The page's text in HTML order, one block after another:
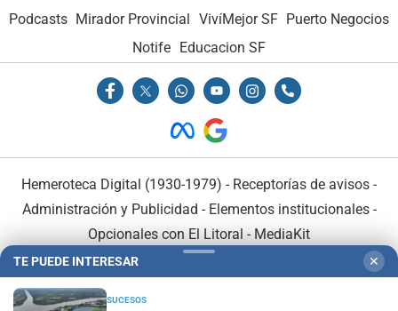
Podcasts Mirador Provincial VivíMejor SF Puerto Negocios
Notife Educacion SF
Hemeroteca Digital (1930-1979) - Receptorías de avisos -
Administración y Publicidad - Elementos institucionales-
Opcionales con El Litoral - MediaKit
TE PUEDE INTERESAR ✕
SUCESOS